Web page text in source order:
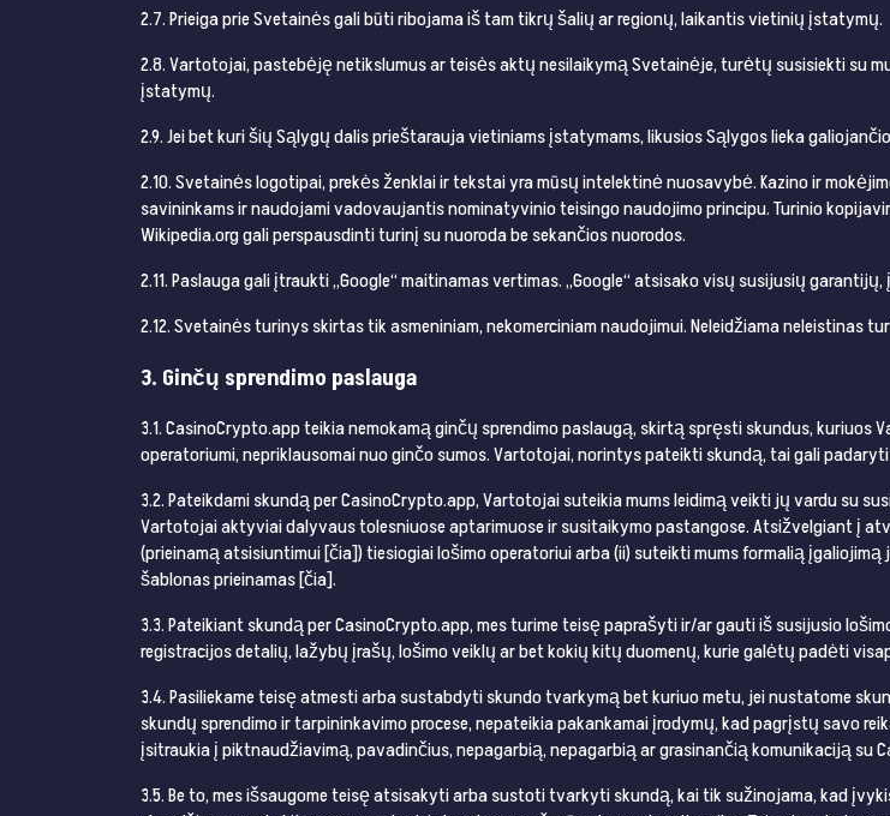
2.7. Prieiga prie Svetainės gali būti ribojama iš tam tikrų šalių ar regionų, laikantis vietinių įstatymų.
2.8. Vartotojai, pastebėję netikslumus ar teisės aktų nesilaikymą Svetainėje, turėtų susisiekti su
įstatymų.
2.9. Jei bet kuri šių Sąlygų dalis prieštarauja vietiniams įstatymams, likusios Sąlygos lieka
2.10. Svetainės logotipai, prekės ženklai ir tekstai yra mūsų intelektinė nuosavybė. Kazino ir
savininkams ir naudojami vadovaujantis nominatyvinio teisingo naudojimo principu. Turinio
Wikipedia.org gali perspausdinti turinį su nuoroda be sekančios nuorodos.
2.11. Paslauga gali įtraukti „Google“ maitinamas vertimas. „Google“ atsisako visų susijusių
2.12. Svetainės turinys skirtas tik asmeniniam, nekomerciniam naudojimui. Neleidžiama neleistinas
3. Ginčų sprendimo paslauga
3.1. CasinoCrypto.app teikia nemokamą ginčų sprendimo paslaugą, skirtą spręsti skundus,
operatoriumi, nepriklausomai nuo ginčo sumos. Vartotojai, norintys pateikti skundą, tai gali
3.2. Pateikdami skundą per CasinoCrypto.app, Vartotojai suteikia mums leidimą veikti jų vardu su
Vartotojai aktyviai dalyvaus tolesniuose aptarimuose ir susitaikymo pastangose. Atsižvelgiant į
(prieinamą atsisiuntimui [čia]) tiesiogiai lošimo operatoriui arba (ii) suteikti mums formalią
šablonas prieinamas [čia].
3.3. Pateikiant skundą per CasinoCrypto.app, mes turime teisę paprašyti ir/ar gauti iš susijusio
registracijos detalių, lažybų įrašų, lošimo veiklų ar bet kokių kitų duomenų, kurie galėtų padėti
3.4. Pasiliekame teisę atmesti arba sustabdyti skundo tvarkymą bet kuriuo metu, jei nustatome
skundų sprendimo ir tarpininkavimo procese, nepateikia pakankamai įrodymų, kad pagrįstų savo
įsitraukia į piktnaudžiavimą, pavadinčius, nepagarbią, nepagarbią ar grasinančią komunikaciją su
3.5. Be to, mes išsaugome teisę atsisakyti arba sustoti tvarkyti skundą, kai tik sužinojama, kad